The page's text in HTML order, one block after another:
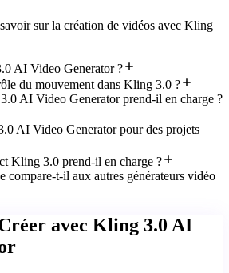
sur la création de vidéos avec Kling
AI Video Generator ?
du mouvement dans Kling 3.0 ?
AI Video Generator prend-il en charge ?
AI Video Generator pour des projets
Kling 3.0 prend-il en charge ?
compare-t-il aux autres générateurs vidéo
avec Kling 3.0 AI